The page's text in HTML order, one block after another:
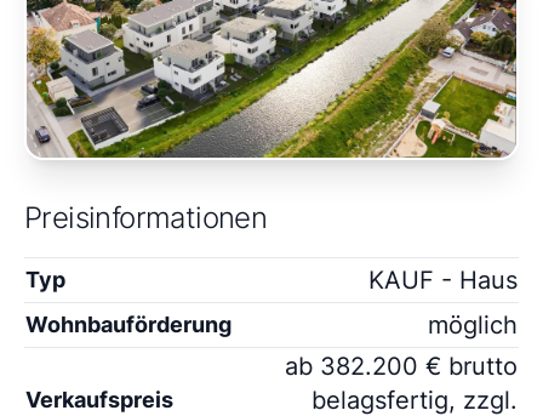
Preisinformationen
Typ KAUF - Haus
Wohnbauförderung möglich
Verkaufspreis
ab 382.200 € brutto
belagsfertig, zzgl.